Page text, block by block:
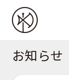
お知らせ